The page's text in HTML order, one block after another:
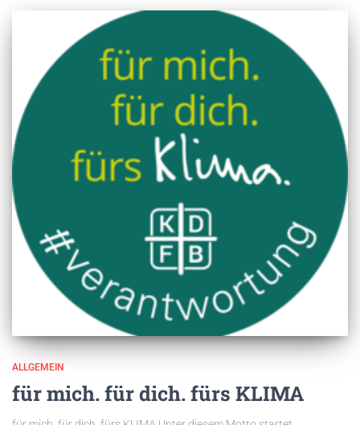
ALLGEMEIN
für mich. für dich. fürs KLIMA